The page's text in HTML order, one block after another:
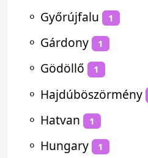
⚬ Győrújfalu 1
⚬ Gárdony 1
⚬ Gödöllő 1
⚬ Hajdúböszörmény
⚬ Hatvan 1
⚬ Hungary 1